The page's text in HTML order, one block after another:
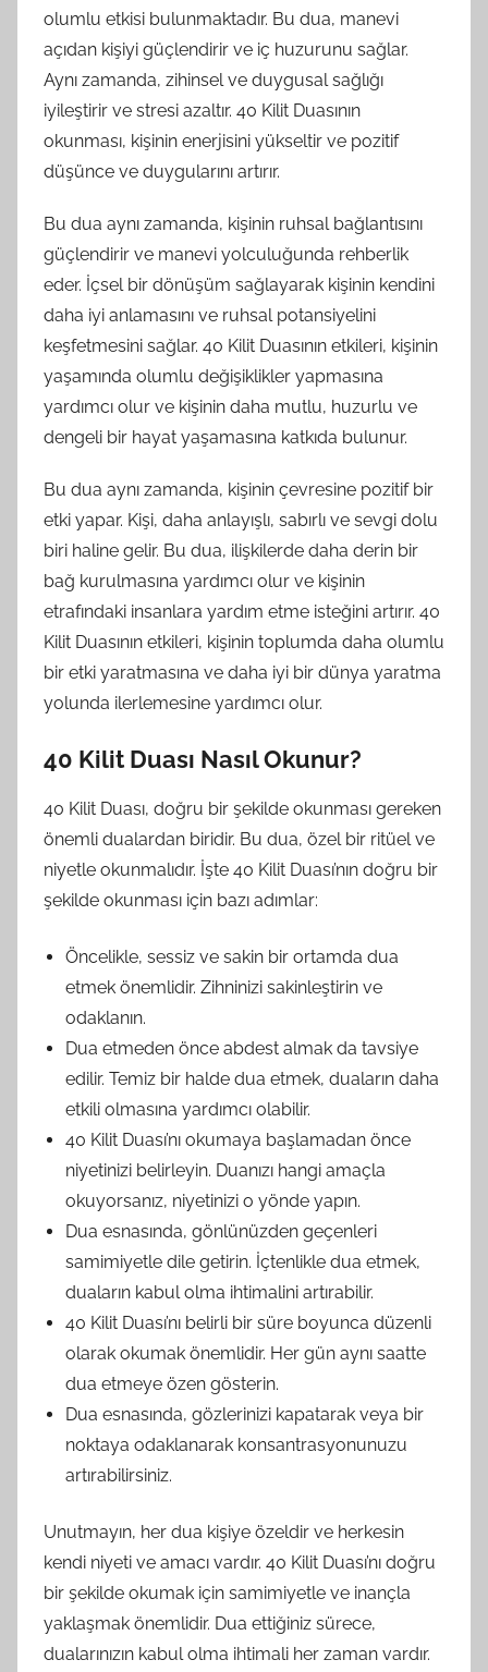
olumlu etkisi bulunmaktadır. Bu dua, manevi
açıdan kişiyi güçlendirir ve iç huzurunu sağlar.
Aynı zamanda, zihinsel ve duygusal sağlığı
iyileştirir ve stresi azaltır. 40 Kilit Duasının
okunması, kişinin enerjisini yükseltir ve pozitif
düşünce ve duygularını artırır.
Bu dua aynı zamanda, kişinin ruhsal bağlantısını
güçlendirir ve manevi yolculuğunda rehberlik
eder. İçsel bir dönüşüm sağlayarak kişinin kendini
daha iyi anlamasını ve ruhsal potansiyelini
keşfetmesini sağlar. 40 Kilit Duasının etkileri, kişinin
yaşamında olumlu değişiklikler yapmasına
yardımcı olur ve kişinin daha mutlu, huzurlu ve
dengeli bir hayat yaşamasına katkıda bulunur.
Bu dua aynı zamanda, kişinin çevresine pozitif bir
etki yapar. Kişi, daha anlayışlı, sabırlı ve sevgi dolu
biri haline gelir. Bu dua, ilişkilerde daha derin bir
bağ kurulmasına yardımcı olur ve kişinin
etrafındaki insanlara yardım etme isteğini artırır. 40
Kilit Duasının etkileri, kişinin toplumda daha olumlu
bir etki yaratmasına ve daha iyi bir dünya yaratma
yolunda ilerlemesine yardımcı olur.
40 Kilit Duası Nasıl Okunur?
40 Kilit Duası, doğru bir şekilde okunması gereken
önemli dualardan biridir. Bu dua, özel bir ritüel ve
niyetle okunmalıdır. İşte 40 Kilit Duası’nın doğru bir
şekilde okunması için bazı adımlar:
Öncelikle, sessiz ve sakin bir ortamda dua
etmek önemlidir. Zihninizi sakinleştirin ve
odaklanın.
Dua etmeden önce abdest almak da tavsiye
edilir. Temiz bir halde dua etmek, duaların daha
etkili olmasına yardımcı olabilir.
40 Kilit Duası’nı okumaya başlamadan önce
niyetinizi belirleyin. Duanızı hangi amaçla
okuyorsanız, niyetinizi o yönde yapın.
Dua esnasında, gönlünüzden geçenleri
samimiyetle dile getirin. İçtenlikle dua etmek,
duaların kabul olma ihtimalini artırabilir.
40 Kilit Duası’nı belirli bir süre boyunca düzenli
olarak okumak önemlidir. Her gün aynı saatte
dua etmeye özen gösterin.
Dua esnasında, gözlerinizi kapatarak veya bir
noktaya odaklanarak konsantrasyonunuzu
artırabilirsiniz.
Unutmayın, her dua kişiye özeldir ve herkesin
kendi niyeti ve amacı vardır. 40 Kilit Duası’nı doğru
bir şekilde okumak için samimiyetle ve inançla
yaklaşmak önemlidir. Dua ettiğiniz sürece,
dualarınızın kabul olma ihtimali her zaman vardır.